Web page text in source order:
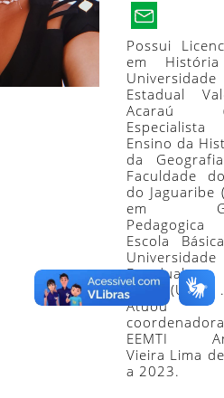
Possui
em
Universidade
Estadual
Acaraú
Ensino da
da
Faculdade
do Jaguaribe
em
Escola
Universidade
Ceará (UECE) .
Atuou
EEMTI
Vieira Lima
a 2023.